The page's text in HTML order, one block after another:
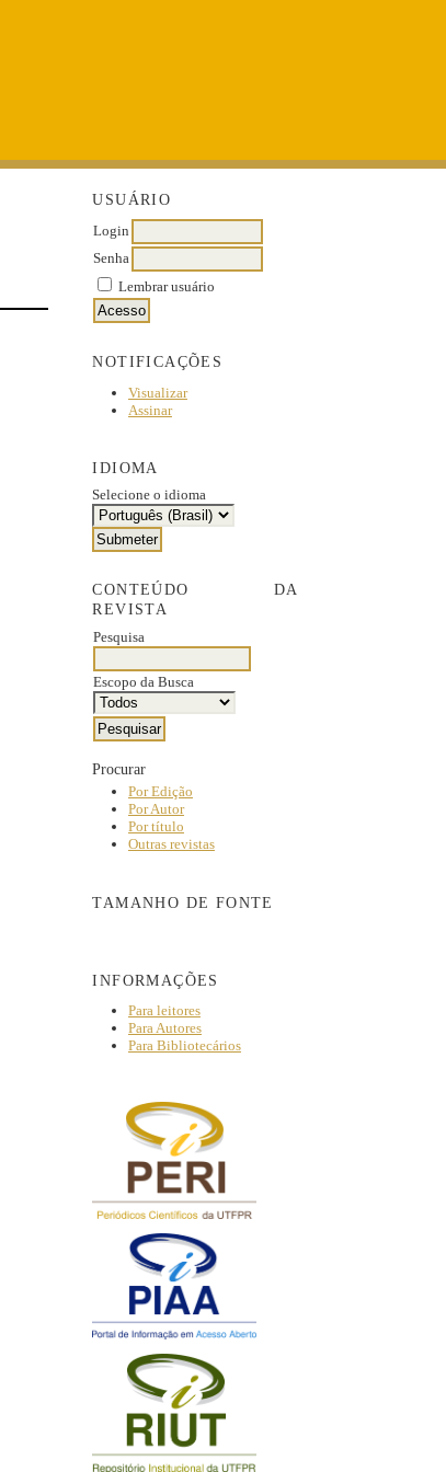
USUÁRIO
Login
Senha
Lembrar usuário
NOTIFICAÇÕES
Visualizar
Assinar
IDIOMA
Selecione o idioma
CONTEÚDO DA
REVISTA
Pesquisa
Escopo da Busca
Procurar
Por Edição
Por Autor
Por título
Outras revistas
TAMANHO DE FONTE
INFORMAÇÕES
Para leitores
Para Autores
Para Bibliotecários